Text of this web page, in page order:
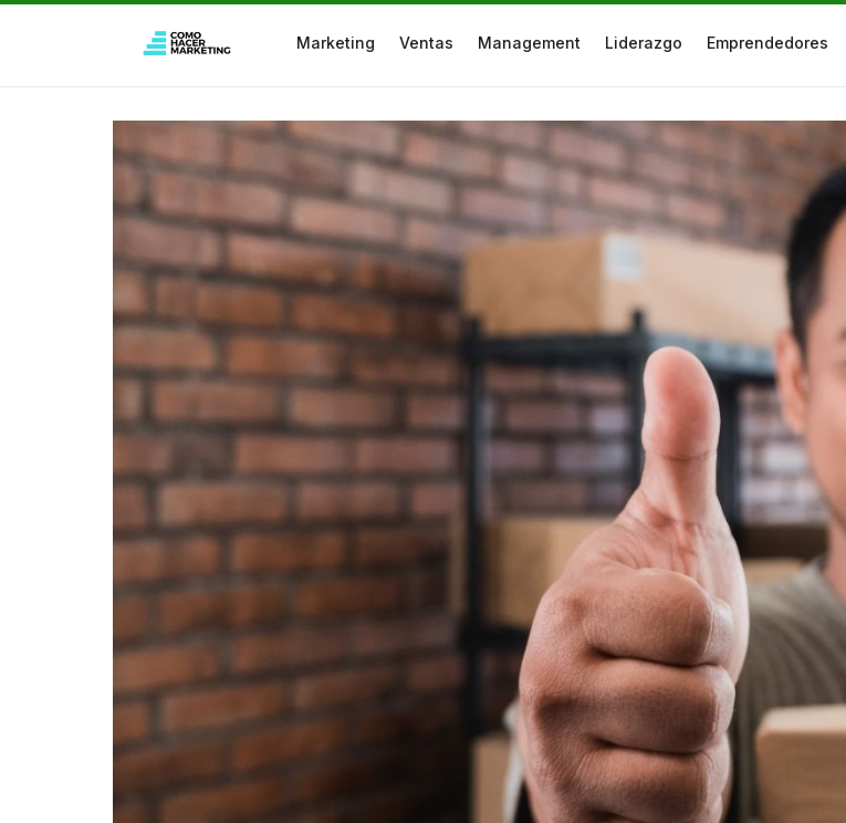
Marketing Ventas Management Liderazgo Emprendedores